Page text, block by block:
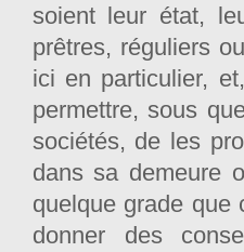
soient leur état,
prêtres, réguliers
ici en particulier,
permettre, sous
sociétés, de les
dans sa demeure
quelque grade que
donner des